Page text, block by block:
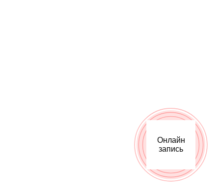
Онлайн
запись
Онлайн
запись